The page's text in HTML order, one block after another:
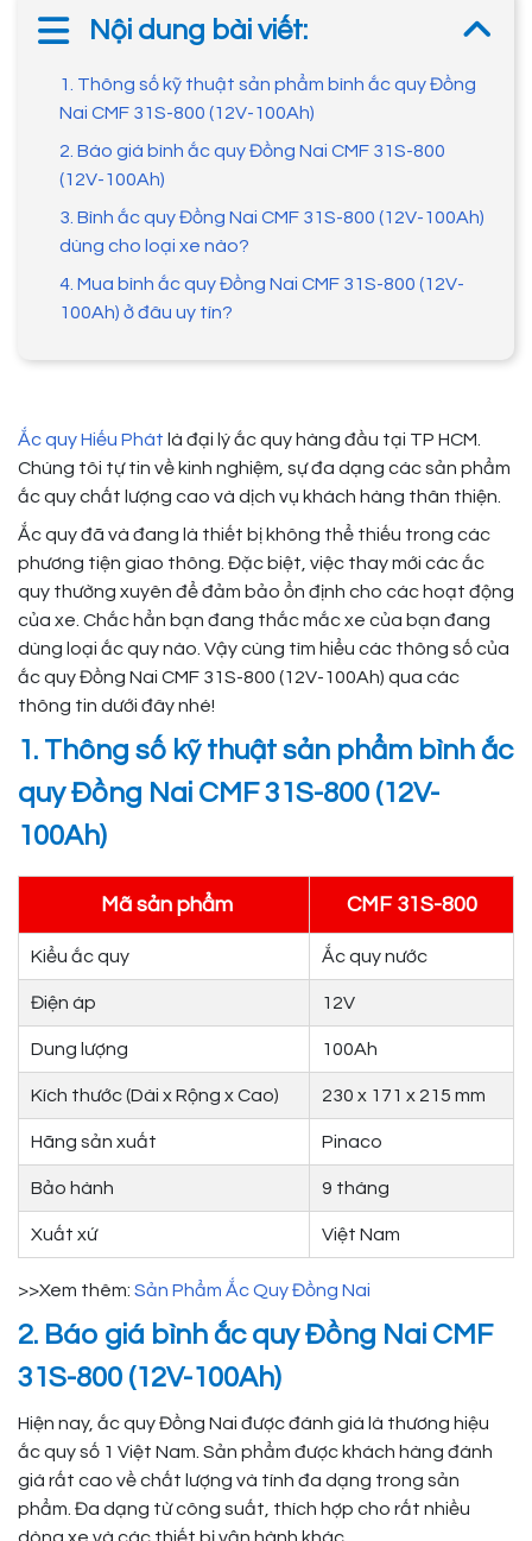
Nội dung bài viết:
1. Thông số kỹ thuật sản phẩm bình ắc quy Đồng
Nai CMF 31S-800 (12V-100Ah)
2. Báo giá bình ắc quy Đồng Nai CMF 31S-800
(12V-100Ah)
3. Bình ắc quy Đồng Nai CMF 31S-800 (12V-100Ah)
dùng cho loại xe nào?
4. Mua bình ắc quy Đồng Nai CMF 31S-800 (12V-
100Ah) ở đâu uy tín?
Ắc quy Hiếu Phát là đại lý ắc quy hàng đầu tại TP HCM.
Chúng tôi tự tin về kinh nghiệm, sự đa dạng các sản phẩm
ắc quy chất lượng cao và dịch vụ khách hàng thân thiện.
Ắc quy đã và đang là thiết bị không thể thiếu trong các
phương tiện giao thông. Đặc biệt, việc thay mới các ắc
quy thường xuyên để đảm bảo ổn định cho các hoạt động
của xe. Chắc hẳn bạn đang thắc mắc xe của bạn đang
dùng loại ắc quy nào. Vậy cùng tìm hiểu các thông số của
ắc quy Đồng Nai CMF 31S-800 (12V-100Ah) qua các
thông tin dưới đây nhé!
1. Thông số kỹ thuật sản phẩm bình ắc
quy Đồng Nai CMF 31S-800 (12V-
100Ah)
Mã sản phẩm CMF 31S-800
Kiểu ắc quy Ắc quy nước
Điện áp 12V
Dung lượng 100Ah
Kích thước (Dài x Rộng x Cao) 230 x 171 x 215 mm
Hãng sản xuất Pinaco
Bảo hành 9 tháng
Xuất xứ Việt Nam
>>Xem thêm: Sản Phẩm Ắc Quy Đồng Nai
2. Báo giá bình ắc quy Đồng Nai CMF
31S-800 (12V-100Ah)
Hiện nay, ắc quy Đồng Nai được đánh giá là thương hiệu
ắc quy số 1 Việt Nam. Sản phẩm được khách hàng đánh
giá rất cao về chất lượng và tính đa dạng trong sản
phẩm. Đa dạng từ công suất, thích hợp cho rất nhiều
dòng xe và các thiết bị vận hành khác.